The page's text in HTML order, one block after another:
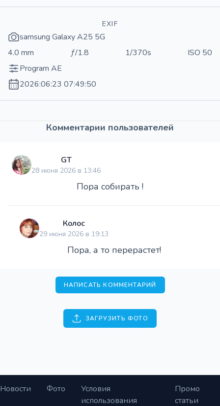
EXIF
samsung Galaxy A25 5G
4.0 mm
ƒ/1.8 1/370s
ISO 50
Program AE
2026:06:23 07:49:50
Комментарии пользователей
GT
28 июня 2026 в 13:46
Пора собирать !
Колос
29 июня 2026 в 19:13
Пора, а то перерастет!
НАПИСАТЬ КОММЕНТАРИЙ
ЗАГРУЗИТЬ ФОТО
Новости Фото
Условия
использования
Промо
статьи